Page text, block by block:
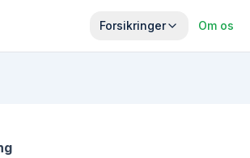
Forsikringer Om os